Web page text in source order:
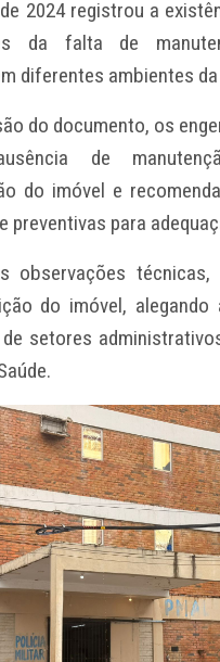
2024 registrou a
da falta de
diferentes ambientes
do documento, os
de
do imóvel e
preventivas para
observações
do imóvel, alegando
setores